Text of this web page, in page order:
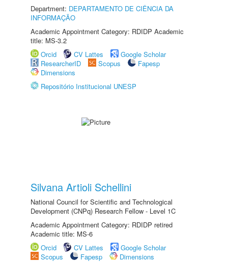
Department: DEPARTAMENTO DE CIÊNCIA DA
INFORMAÇÃO
Academic Appointment Category: RDIDP Academic
title: MS-3.2
Orcid
CV Lattes
Google Scholar
ResearcherID
Scopus
Fapesp
Dimensions
Repositório Institucional UNESP
Silvana Artioli Schellini
National Council for Scientific and Technological
Development (CNPq) Research Fellow - Level 1C
Academic Appointment Category: RDIDP retired
Academic title: MS-6
Orcid
CV Lattes
Google Scholar
Scopus
Fapesp
Dimensions